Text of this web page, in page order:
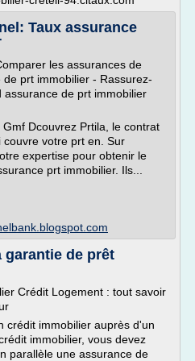
Taux assurance
les assurances de
prt immobilier - Rassurez-
assurance de prt immobilier
Dcouvrez Prtila, le contrat
votre prt en. Sur
expertise pour obtenir le
prt immobilier. Ils...
garantie de prêt
Crédit Logement : tout savoir
crédit immobilier auprès d'un
immobilier, vous devez
parallèle une assurance de